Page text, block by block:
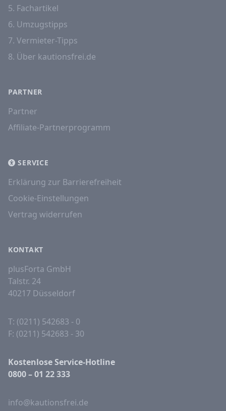
5. Fachartikel
6. Umzugstipps
7. Vermieter-Tipps
8. Über kautionsfrei.de
PARTNER
Partner
Affiliate-Partnerprogramm
SERVICE
Erklärung zur Barrierefreiheit
Cookie-Einstellungen
Vertrag widerrufen
KONTAKT
plusForta GmbH
Talstr. 24
40217 Düsseldorf
T: (0211) 542683 - 0
F: (0211) 542683 - 30
Kostenlose Service-Hotline
0800 – 01 22 333
info@kautionsfrei.de